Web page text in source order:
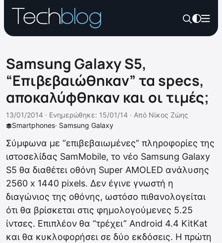
Samsung Galaxy S5,
“Επιβεβαιώθηκαν” τα specs,
αποκαλύφθηκαν και οι τιμές;
Smartphones· Samsung Galaxy
13/01/2014 · Ενημερώθηκε: 15/01/14 · Από Νίκος Ζώης
Σύμφωνα με “επιβεβαιωμένες” πληροφορίες της
ιστοσελίδας SamMobile, το νέο Samsung Galaxy
S5 θα διαθέτει οθόνη Super AMOLED ανάλυσης
2560 x 1440 pixels. Δεν έγινε γνωστή η
διαγώνιος της οθόνης, ωστόσο πιθανολογείται
ότι θα βρίσκεται στις φημολογούμενες 5.25
ίντσες. Επιπλέον θα “τρέχει” Android 4.4 KitKat
και θα κυκλοφορήσει σε δύο εκδόσεις. Η πρώτη